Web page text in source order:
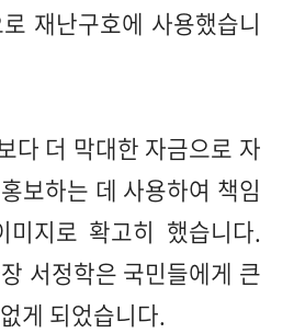
재난구호에 사용했습니
다 더 막대한 자금으로 자
보하는 데 사용하여 책임
지로 확고히 했습니다.
서정학은 국민들에게 큰
게 되었습니다.